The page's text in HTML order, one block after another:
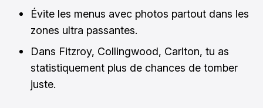
Évite les menus avec photos partout dans les
zones ultra passantes.
Dans Fitzroy, Collingwood, Carlton, tu as
statistiquement plus de chances de tomber
juste.